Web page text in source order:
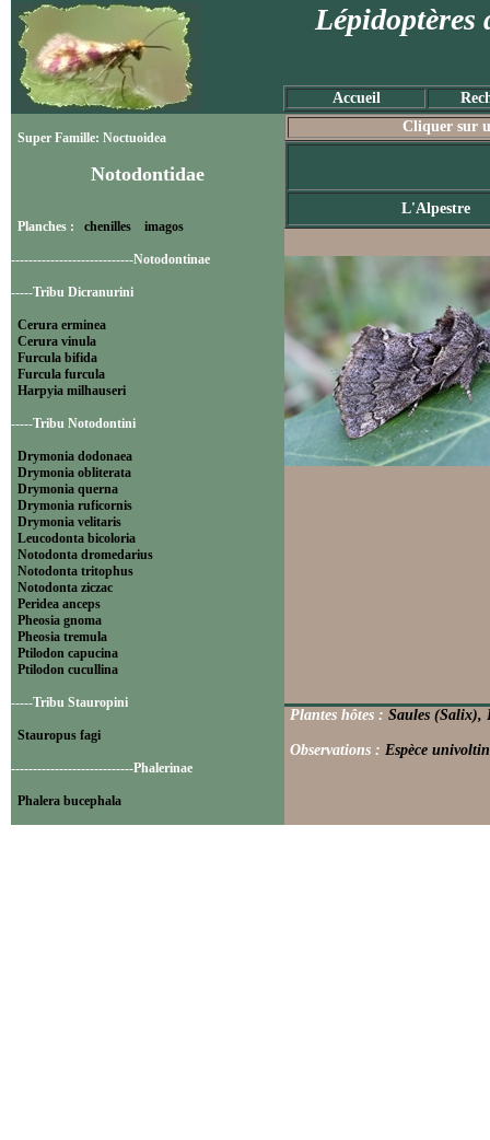
Lépidoptères
Accueil
Super Famille: Noctuoidea
Notodontidae
Planches : chenilles imagos
----------------------------Notodontinae
-----Tribu Dicranurini
Cerura erminea
Cerura vinula
Furcula bifida
Furcula furcula
Harpyia milhauseri
-----Tribu Notodontini
Drymonia dodonaea
Drymonia obliterata
Drymonia querna
Drymonia ruficornis
Drymonia velitaris
Leucodonta bicoloria
Notodonta dromedarius
Notodonta tritophus
Notodonta ziczac
Peridea anceps
Pheosia gnoma
Pheosia tremula
Ptilodon capucina
Ptilodon cucullina
-----Tribu Stauropini
Stauropus fagi
----------------------------Phalerinae
Phalera bucephala
Cliquer sur
L'Alpestre
Plantes hôtes : Saules (Salix),
Observations : Espèce